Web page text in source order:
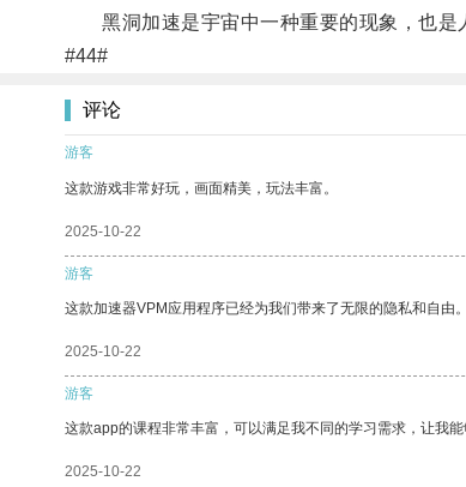
黑洞加速是宇宙中一种重要的现象，也是
#44#
评论
游客
这款游戏非常好玩，画面精美，玩法丰富。
2025-10-22
游客
这款加速器VPM应用程序已经为我们带来了无限的隐私和自由。
2025-10-22
游客
这款app的课程非常丰富，可以满足我不同的学习需求，让我能
2025-10-22